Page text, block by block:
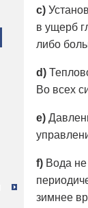
c)
в ущерб
либо
d)
Во всех
e)
f) Вода
зимнее